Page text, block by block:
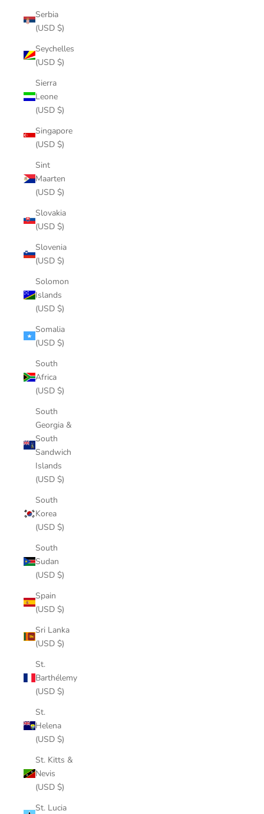
Serbia
(USD $)
Seychelles
(USD $)
Sierra
Leone
(USD $)
Singapore
(USD $)
Sint
Maarten
(USD $)
Slovakia
(USD $)
Slovenia
(USD $)
Solomon
Islands
(USD $)
Somalia
(USD $)
South
Africa
(USD $)
South
Georgia &
South
Sandwich
Islands
(USD $)
South
Korea
(USD $)
South
Sudan
(USD $)
Spain
(USD $)
Sri Lanka
(USD $)
St.
Barthélemy
(USD $)
St.
Helena
(USD $)
St. Kitts &
Nevis
(USD $)
St. Lucia